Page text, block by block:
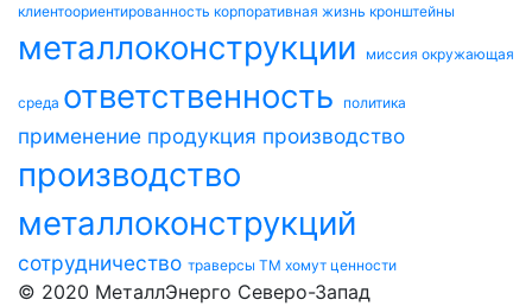
клиентоориентированность корпоративная жизнь кронштейны
металлоконструкции миссия окружающая
среда ответственность политика
применение продукция производство
производство
металлоконструкций
сотрудничество траверсы ТМ хомут ценности
© 2020 МеталлЭнерго Северо-Запад